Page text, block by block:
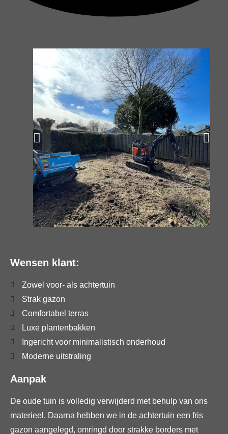
Wensen klant:
Zowel voor- als achtertuin
Strak gazon
Comfortabel terras
Luxe plantenbakken
Ingericht voor minimalistisch onderhoud
Moderne uitstraling
Aanpak
De oude tuin is volledig verwijderd met behulp van ons
materieel. Daarna hebben we in de achtertuin een fris
gazon aangelegd, omringd door strakke borders met